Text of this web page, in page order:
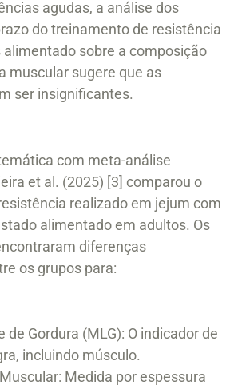
agudas, a análise dos
do treinamento de resistência
sobre a composição
muscular sugere que as
ser insignificantes.
com meta-análise
et al. (2025) [3] comparou o
realizado em jejum com
alimentado em adultos. Os
diferenças
os grupos para:
de Gordura (MLG): O indicador de
incluindo músculo.
Medida por espessura